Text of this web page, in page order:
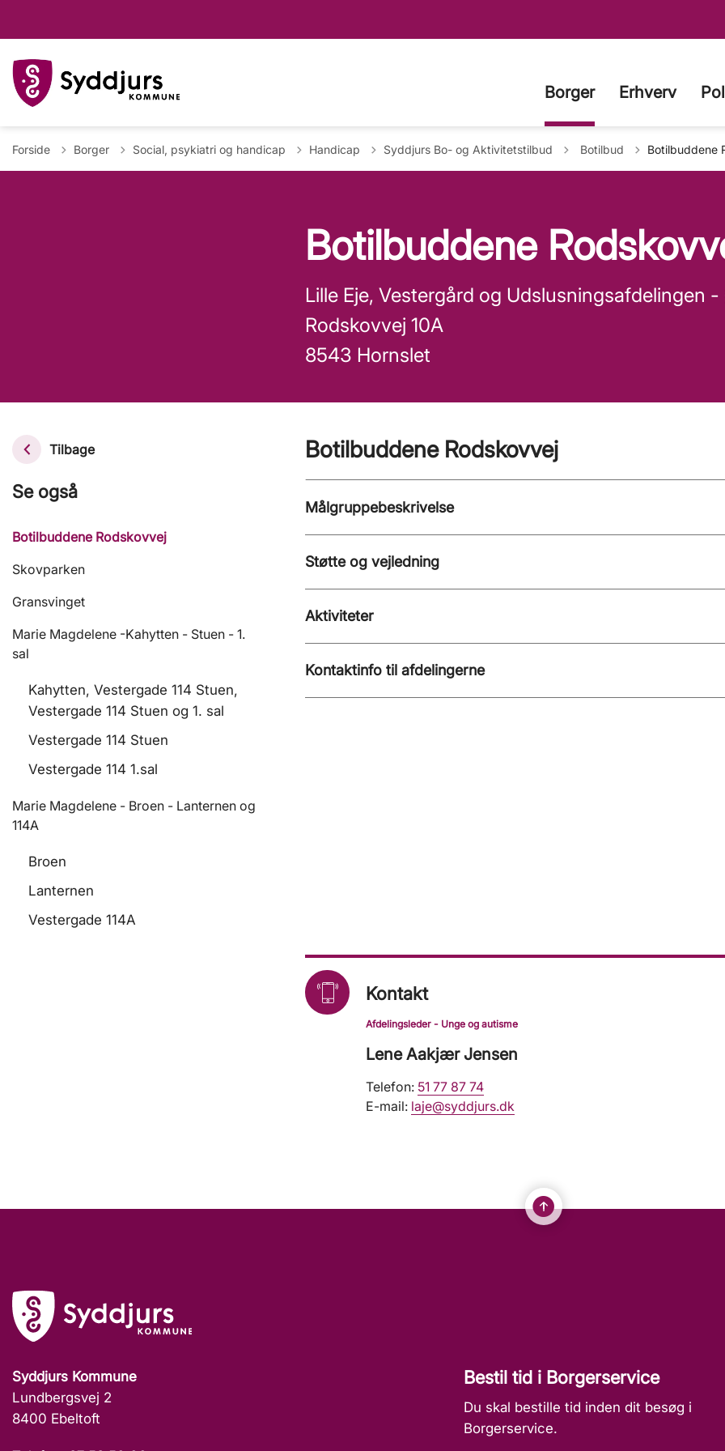
Borger Erhverv
Forside Borger Social, psykiatri og handicap Handicap Syddjurs Bo- og Aktivitetstilbud Tilbage til
Botilbud Botilbuddene
Botilbuddene
Lille Eje, Vestergård og Udslusningsafdelingen -
Rodskovvej 10A
8543 Hornslet
Tilbage
Se også
Botilbuddene Rodskovvej
Skovparken
Gransvinget
Marie Magdelene -Kahytten - Stuen - 1.
sal
Kahytten, Vestergade 114 Stuen,
Vestergade 114 Stuen og 1. sal
Vestergade 114 Stuen
Vestergade 114 1.sal
Marie Magdelene - Broen - Lanternen og
114A
Broen
Lanternen
Vestergade 114A
Botilbuddene Rodskovvej
Målgruppebeskrivelse
Støtte og vejledning
Aktiviteter
Kontaktinfo til afdelingerne
Kontakt
Afdelingsleder - Unge og autisme
Lene Aakjær Jensen
Telefon: 51 77 87 74
E-mail: laje@syddjurs.dk
Syddjurs Kommune
Lundbergsvej 2
8400 Ebeltoft
Bestil tid i Borgerservice
Du skal bestille tid inden dit besøg i
Borgerservice.